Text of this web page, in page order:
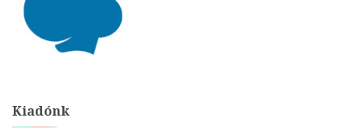
Kiadónk